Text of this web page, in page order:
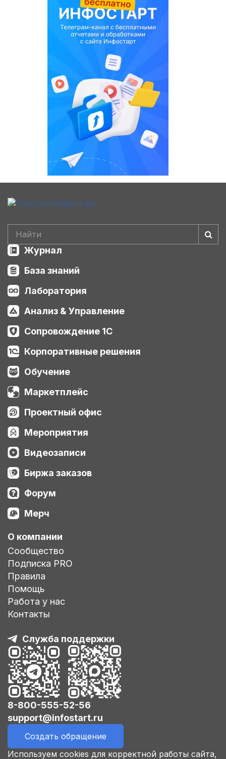
Журнал
База знаний
Лаборатория
Анализ & Управление
Сопровождение 1С
Корпоративные решения
Обучение
Маркетплейс
Проектный офис
Мероприятия
Видеозаписи
Биржа заказов
Форум
Мерч
О компании
Сообщество
Подписка PRO
Правила
Помощь
Работа у нас
Контакты
Служба поддержки
8-800-555-52-56
support@infostart.ru
Создать обращение
Используем cookies для корректной работы сайта,